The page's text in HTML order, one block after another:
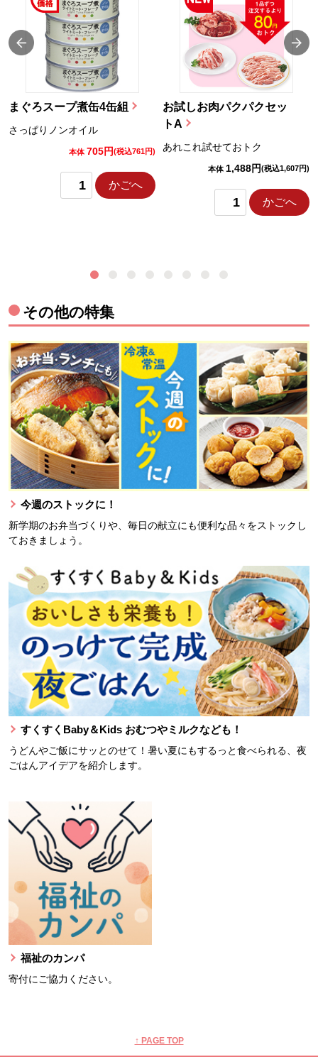
まぐろスープ煮缶4缶組
さっぱりノンオイル
本体 705円(税込761円)
かごへ
お試しお肉パクパクセッ
トA
あれこれ試せておトク
本体 1,488円(税込1,607円)
かごへ
その他の特集
今週のストックに！
新学期のお弁当づくりや、毎日の献立にも便利な品々をストックし
ておきましょう。
すくすくBaby＆Kids おむつやミルクなども！
うどんやご飯にサッとのせて！暑い夏にもするっと食べられる、夜
ごはんアイデアを紹介します。
福祉のカンパ
寄付にご協力ください。
↑ PAGE TOP